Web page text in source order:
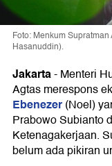
Foto: Menkum
Hasanuddin).
Jakarta-Menteri
Agtas merespons
Ebenezer(Noel)
Prabowo Subianto
Ketenagakerjaan.
belum ada pikiran